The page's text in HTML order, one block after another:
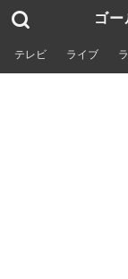
ゴ
テレビ ライブ